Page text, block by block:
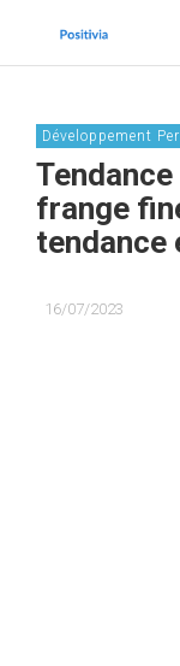
Développement
frange
tendance
16/07/2023